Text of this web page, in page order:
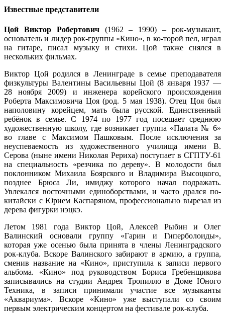
Известные представители
Цой Виктор Робертович(1962 – 1990) – рок-музыкант,
основатель и лидер рок-группы «Кино», в ко-торой пел, играл
на гитаре, писал музыку и стихи. Цой также снялся в
нескольких фильмах.
Виктор Цой родился в Ленинграде в семье преподавателя
физкультуры Валентины Васильевны Цой (8 января 1937 —
28 ноября 2009) и инженера корейского происхождения
Роберта Максимовича Цоя (род. 5 мая 1938). Отец Цоя был
наполовину корейцем, мать была русской. Единственный
ребёнок в семье. C 1974 по 1977 год посещает среднюю
художественную школу, где возникает группа «Палата № 6»
во главе с Максимом Пашковым. После исключения за
неуспеваемость из художественного училища имени В.
Серова (ныне имени Николая Рериха) поступает в СГПТУ-61
на специальность «резчика по дереву». В молодости был
поклонником Михаила Боярского и Владимира Высоцкого,
позднее Брюса Ли, имиджу которого начал подражать.
Увлекался восточными единоборствами, и часто дрался по-
китайски с Юрием Каспаряном, профессионально вырезал из
дерева фигурки нэцкэ.
Летом 1981 года Виктор Цой, Алексей Рыбин и Олег
Валинский основали группу «Гарин и Гиперболоиды»,
которая уже осенью была принята в члены Ленинградского
рок-клуба. Вскоре Валинского забирают в армию, а группа,
сменив название на «Кино», приступила к записи первого
альбома. «Кино» под руководством Бориса Гребенщикова
записывались на студии Андрея Тропилло в Доме Юного
Техника, в записи принимали участие все музыканты
«Аквариума». Вскоре «Кино» уже выступали со своим
первым электрическим концертом на фестивале рок-клуба.